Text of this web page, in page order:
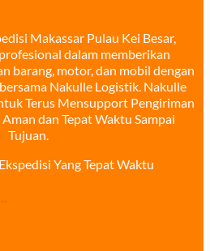
Makassar Pulau Kei Besar,
dalam memberikan
barang, motor, dan mobil dengan
Nakulle Logistik. Nakulle
Terus Mensupport Pengiriman
dan Tepat Waktu Sampai
Tujuan.
Yang Tepat Waktu